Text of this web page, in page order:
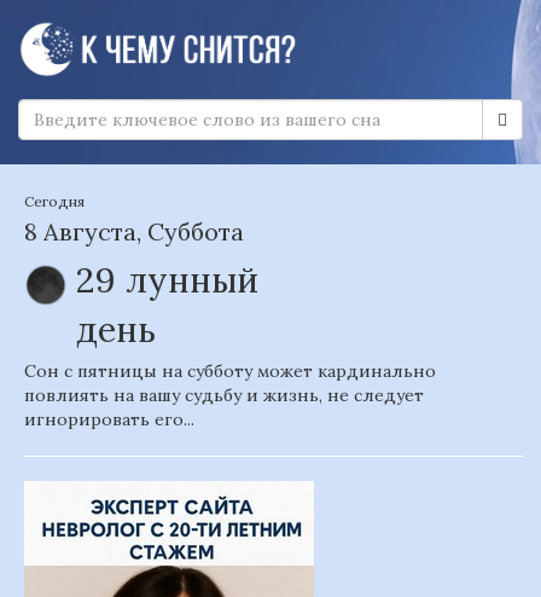
Сегодня
8 Августа, Суббота
29 лунный
день
Сон с пятницы на субботу может кардинально
повлиять на вашу судьбу и жизнь, не следует
игнорировать его...